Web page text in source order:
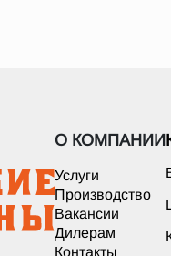
О КОМПАНИИ
Услуги
Производство
Вакансии
Дилерам
Контакты